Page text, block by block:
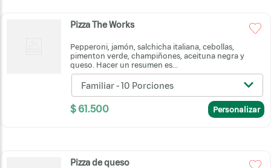
Pizza The Works
Pepperoni, jamón, salchicha italiana, cebollas,
pimenton verde, champiñones, aceituna negra y
queso. Hacer un resumen es...
Familiar - 10 Porciones
$ 61.500 Personalizar
Pizza de queso